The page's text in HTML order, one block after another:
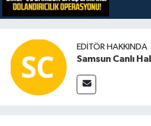
EDITÖR HAKKINDA
Samsun Canlı